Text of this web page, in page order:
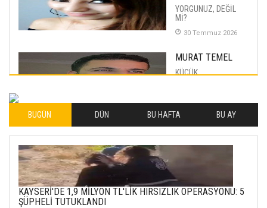
YORGUNUZ, DEĞİL
Mİ?
30 Temmuz 2026
MURAT TEMEL
KÜÇÜK
İLHAN YILMAZ
SOFRADA AYRIMCILIK
VAR
METİN ERTEM
BUGÜN DÜN BU HAFTA BU AY
KAYSERİ'DE 1,9 MİLYON TL'LİK HIRSIZLIK OPERASYONU: 5
ŞÜPHELİ TUTUKLANDI